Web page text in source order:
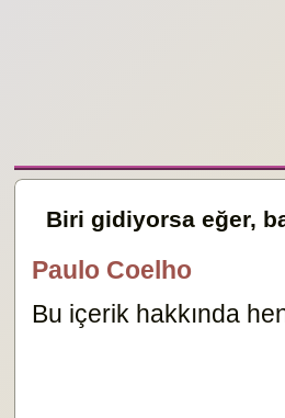
Biri gidiyorsa eğer,
Paulo Coelho
Bu içerik hakkında